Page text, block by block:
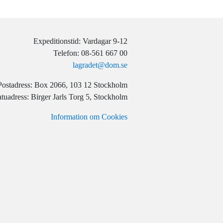
Expeditionstid: Vardagar 9-12
Telefon: 08-561 667 00
lagradet@dom.se
Box 2066, 103 12 Stockholm
Birger Jarls Torg 5, Stockholm
Information om Cookies